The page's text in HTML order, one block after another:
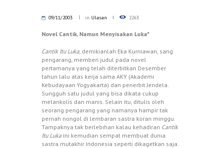
09/11/2003 in Ulasan 2263
Novel Cantik, Namun Menyisakan Luka*
Cantik Itu Luka , demikianlah Eka Kurniawan, sang
pengarang, memberi judul pada novel
pertamanya yang telah diterbitkan Desember
tahun lalu atas kerja sama AKY (Akademi
Kebudayaan Yogyakarta) dan penerbit Jendela.
Sungguh satu judul yang bisa dikata cukup
melankolis dan manis. Selain itu, ditulis oleh
seorang pengarang yang namanya hampir tak
pernah nongol di lembaran sastra koran minggu.
Tampaknya tak berlebihan kalau kehadiran Cantik
Itu Luka ini kemudian sempat membuat dunia
sastra mutakhir Indonesia seperti dikagetkan saja.